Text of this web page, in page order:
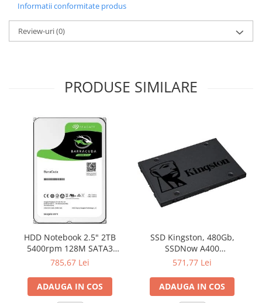
Software
Retelistica & Supraveghere
Imprimante 3D
TV, Multimedia & Electronice
Televizoare & accesorii
Multiboard & Accessorii
Multimedia
Foto & Video
Cloud si Aplicatii SaaS
Sisteme Videoconferinta
Securitate Date
Firewall
Informatii conformitate produs
Review-uri(0)
PRODUSE SIMILARE
HDD Notebook 2.5" 2TB
5400rpm 128M SATA3
SEAGATE
785,67 Lei
ADAUGA IN COS
SSD Kingston, 480Gb,
SSDNow A400
"SA400S37/480G"
571,77 Lei
ADAUGA IN COS